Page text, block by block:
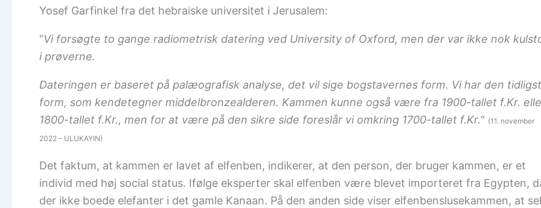
Yosef Garfinkel fra det hebraiske universitet i Jerusalem:
“Vi forsøgte to gange radiometrisk datering ved University of Oxford, men der var ikke nok
i prøverne.
Dateringen er baseret på palæografisk analyse, det vil sige bogstavernes form. Vi har den
form, som kendetegner middelbronzealderen. Kammen kunne også være fra 1900-tallet f.Kr.
1800-tallet f.Kr., men for at være på den sikre side foreslår vi omkring 1700-tallet f.Kr.“ (11. november
2022 – ULUKAYIN)
Det faktum, at kammen er lavet af elfenben, indikerer, at den person, der bruger kammen, er et
individ med høj social status. Ifølge eksperter skal elfenben være blevet importeret fra Egypten,
der ikke boede elefanter i det gamle Kanaan. På den anden side viser elfenbenslusekammen, at